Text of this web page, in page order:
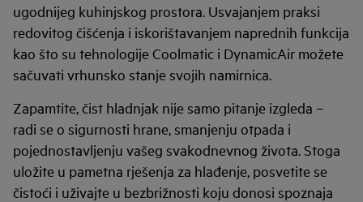
ugodnijeg kuhinjskog prostora. Usvajanjem praksi
redovitog čišćenja i iskorištavanjem naprednih funkcija
kao što su tehnologije Coolmatic i DynamicAir možete
sačuvati vrhunsko stanje svojih namirnica.
Zapamtite, čist hladnjak nije samo pitanje izgleda –
radi se o sigurnosti hrane, smanjenju otpada i
pojednostavljenju vašeg svakodnevnog života. Stoga
uložite u pametna rješenja za hlađenje, posvetite se
čistoći i uživajte u bezbrižnosti koju donosi spoznaja